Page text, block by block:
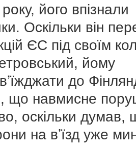
його впізнали
Оскільки він
ЄС під своїм
йому
до
що навмисне
оскільки думав,
на вʼїзд уже